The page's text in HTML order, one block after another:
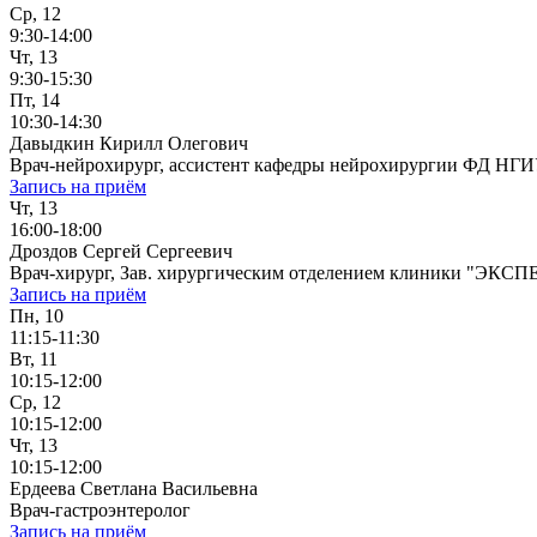
Ср, 12
9:30-14:00
Чт, 13
9:30-15:30
Пт, 14
10:30-14:30
Давыдкин Кирилл Олегович
Врач-нейрохирург, ассистент кафедры нейрохирургии ФД
Запись на приём
Чт, 13
16:00-18:00
Дроздов Сергей Сергеевич
Врач-хирург, Зав. хирургическим отделением клиники
Запись на приём
Пн, 10
11:15-11:30
Вт, 11
10:15-12:00
Ср, 12
10:15-12:00
Чт, 13
10:15-12:00
Ердеева Светлана Васильевна
Врач-гастроэнтеролог
Запись на приём